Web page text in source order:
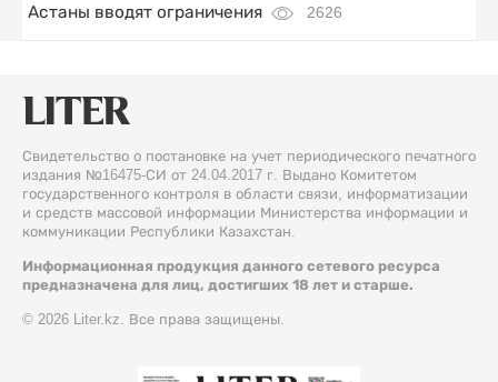
Астаны вводят ограничения
2626
Свидетельство о постановке на учет периодического печатного
издания №16475-СИ от 24.04.2017 г. Выдано Комитетом
государственного контроля в области связи, информатизации
и средств массовой информации Министерства информации и
коммуникации Республики Казахстан.
Информационная продукция данного сетевого ресурса
предназначена для лиц, достигших 18 лет и старше.
© 2026 Liter.kz. Все права защищены.